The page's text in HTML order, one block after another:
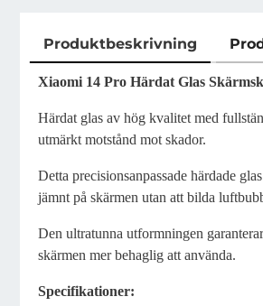
Produktbeskrivning
Xiaomi 14 Pro Härdat Glas
Härdat glas av hög kvalitet med
utmärkt motstånd mot skador.
Detta precisionsanpassade härdade
jämnt på skärmen utan att bilda
Den ultratunna utformningen
skärmen mer behaglig att använda.
Specifikationer: